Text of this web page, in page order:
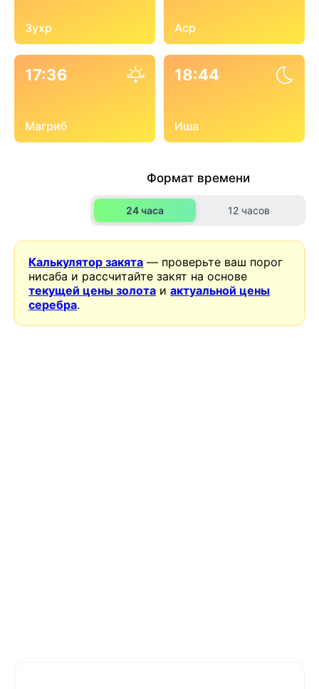
Зухр Аср
17:36
Магриб
18:44
Иша
Формат времени
24 часа 12 часов
Калькулятор закята — проверьте ваш порог
нисаба и рассчитайте закят на основе
текущей цены золота иактуальной цены
серебра.